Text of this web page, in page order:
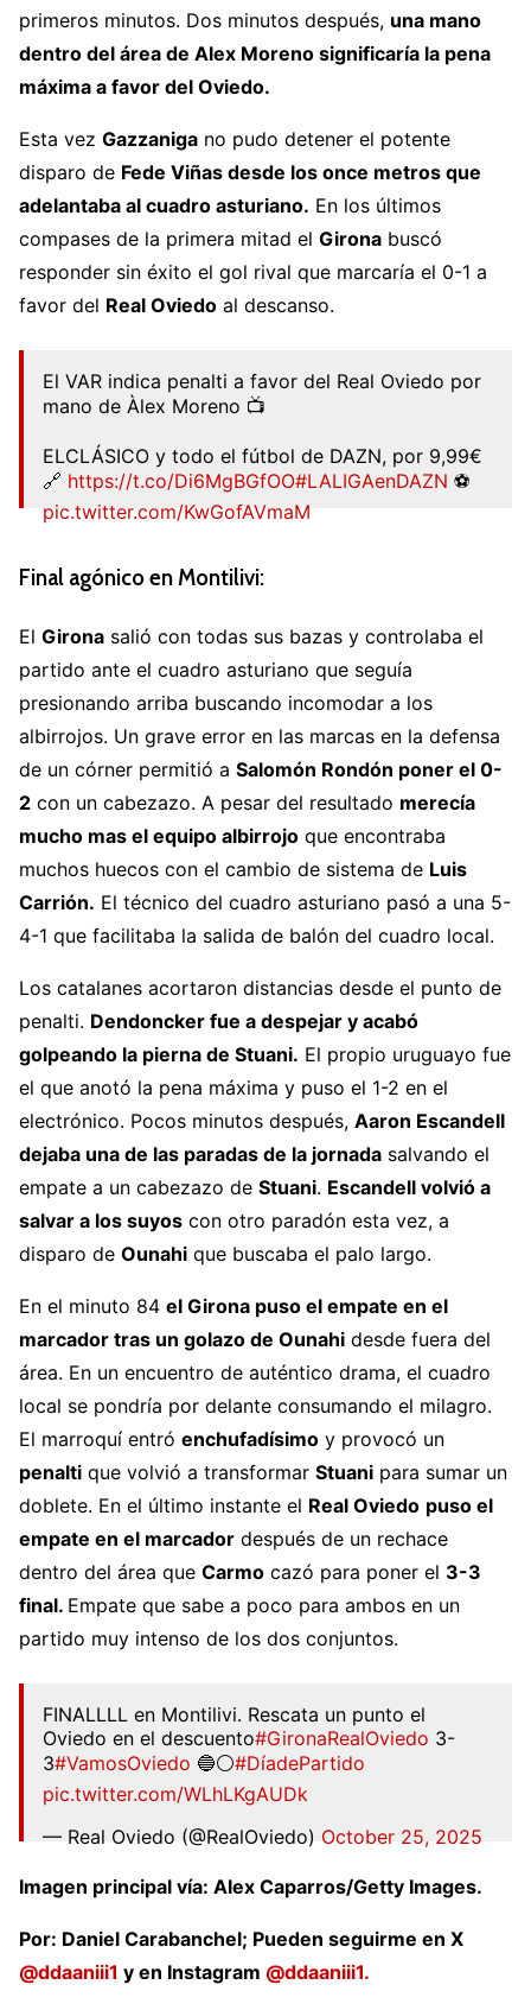
primeros minutos. Dos minutos después, una mano
dentro del área de Alex Moreno significaría la pena
máxima a favor del Oviedo.
Esta vez Gazzaniga no pudo detener el potente
disparo de Fede Viñas desde los once metros que
adelantaba al cuadro asturiano. En los últimos
compases de la primera mitad el Girona buscó
responder sin éxito el gol rival que marcaría el 0-1 a
favor del Real Oviedo al descanso.
El VAR indica penalti a favor del Real Oviedo por
mano de Àlex Moreno 📺
ELCLÁSICO y todo el fútbol de DAZN, por 9,99€
🔗 https://t.co/Di6MgBGfOO#LALIGAenDAZN ⚽
pic.twitter.com/KwGofAVmaM
Final agónico en Montilivi:
El Girona salió con todas sus bazas y controlaba el
partido ante el cuadro asturiano que seguía
presionando arriba buscando incomodar a los
albirrojos. Un grave error en las marcas en la defensa
de un córner permitió a Salomón Rondón poner el 0-
2 con un cabezazo. A pesar del resultado merecía
mucho mas el equipo albirrojo que encontraba
muchos huecos con el cambio de sistema de Luis
Carrión. El técnico del cuadro asturiano pasó a una 5-
4-1 que facilitaba la salida de balón del cuadro local.
Los catalanes acortaron distancias desde el punto de
penalti. Dendoncker fue a despejar y acabó
golpeando la pierna de Stuani. El propio uruguayo fue
el que anotó la pena máxima y puso el 1-2 en el
electrónico. Pocos minutos después, Aaron Escandell
dejaba una de las paradas de la jornada salvando el
empate a un cabezazo de Stuani. Escandell volvió a
salvar a los suyos con otro paradón esta vez, a
disparo de Ounahi que buscaba el palo largo.
En el minuto 84 el Girona puso el empate en el
marcador tras un golazo de Ounahi desde fuera del
área. En un encuentro de auténtico drama, el cuadro
local se pondría por delante consumando el milagro.
El marroquí entró enchufadísimo y provocó un
penalti que volvió a transformar Stuani para sumar un
doblete. En el último instante el Real Oviedo puso el
empate en el marcador después de un rechace
dentro del área que Carmo cazó para poner el 3-3
final. Empate que sabe a poco para ambos en un
partido muy intenso de los dos conjuntos.
FINALLLL en Montilivi. Rescata un punto el
Oviedo en el descuento#GironaRealOviedo 3-
3#VamosOviedo 🔵⚪#DíadePartido
pic.twitter.com/WLhLKgAUDk
— Real Oviedo (@RealOviedo) October 25, 2025
Imagen principal vía: Alex Caparros/Getty Images.
Por: Daniel Carabanchel; Pueden seguirme en X
@ddaaniii1 y en Instagram @ddaaniii1.